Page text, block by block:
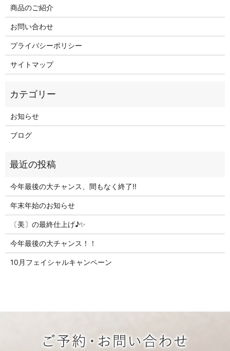
商品のご紹介
お問い合わせ
プライバシーポリシー
サイトマップ
お知らせ
ブログ
今年最後の大チャンス、間もなく終了‼
年末年始のお知らせ
〔美〕の最終仕上げ♪✨
今年最後の大チャンス！！
10月フェイシャルキャンペーン